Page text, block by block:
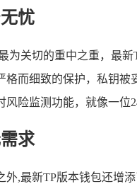
忧
为关切的重中之重，最
而细致的保护，私钥
险监测功能，就像一
求
外,最新TP版本钱包还增